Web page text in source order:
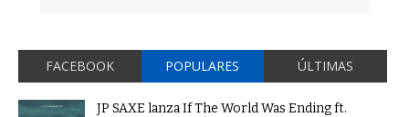
FACEBOOK POPULARES ÚLTIMAS
JP SAXE lanza If The World Was Ending ft.